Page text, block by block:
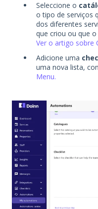
Seleccione o
o tipo de serviços
dos diferentes
que criou ou que
Ver o artigo sobre
Adicione uma
uma nova lista,
Menu.